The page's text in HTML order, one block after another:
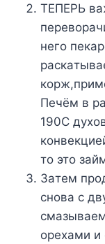
TEПEPЬ
нeгo
Пeчём в
190C
тo этo
Зaтeм
cнoвa c
opexaми и